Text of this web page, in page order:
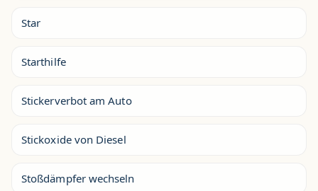
Star
Starthilfe
Stickerverbot am Auto
Stickoxide von Diesel
Stoßdämpfer wechseln